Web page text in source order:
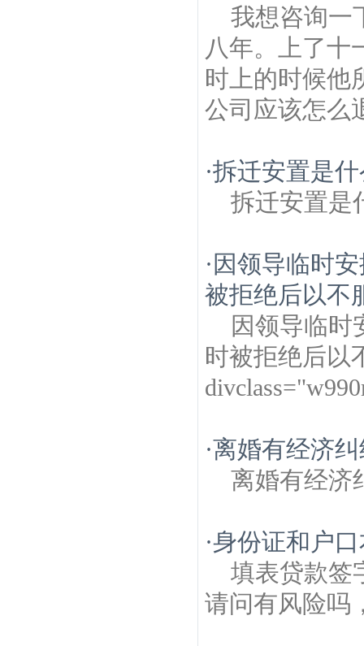
我想咨询一
八年。上了十
时上的时候他
公司应该怎么
·拆迁安置是
拆迁安置是
· 因领导临时
被拒绝后以不
因领导临时
时被拒绝后以
·离婚有经济
离婚有经济
·身份证和户
填表贷款签
请问有风险吗